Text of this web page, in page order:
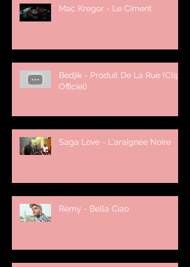
Mac Kregor - Le Ciment
Bedjik - Produit De La Rue (Clip
Officiel)
Saga Love - L'araignée Noire
Rémy - Bella Ciao